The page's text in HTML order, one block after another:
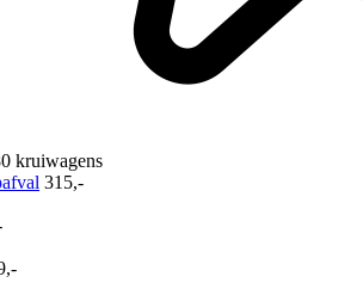
kruiwagens
315,-